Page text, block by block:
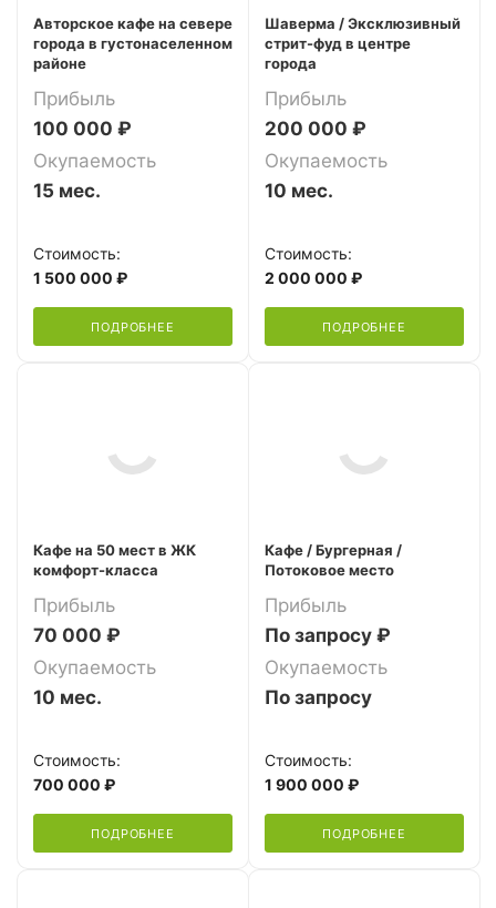
Авторское кафе на севере
города в густонаселенном
районе
Прибыль
100 000 ₽
Окупаемость
15 мес.
Стоимость:
1 500 000 ₽
ПОДРОБНЕЕ
Шаверма / Эксклюзивный
стрит-фуд в центре
города
Прибыль
200 000 ₽
Окупаемость
10 мес.
Стоимость:
2 000 000 ₽
ПОДРОБНЕЕ
Кафе на 50 мест в ЖК
комфорт-класса
Прибыль
70 000 ₽
Окупаемость
10 мес.
Стоимость:
700 000 ₽
ПОДРОБНЕЕ
Кафе / Бургерная /
Потоковое место
Прибыль
По запросу ₽
Окупаемость
По запросу
Стоимость:
1 900 000 ₽
ПОДРОБНЕЕ